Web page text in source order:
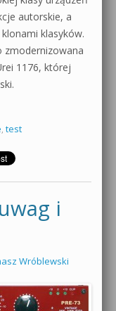
autorskie, a
klasyków.
zmodernizowana
1176, której
, test
i
Wróblewski